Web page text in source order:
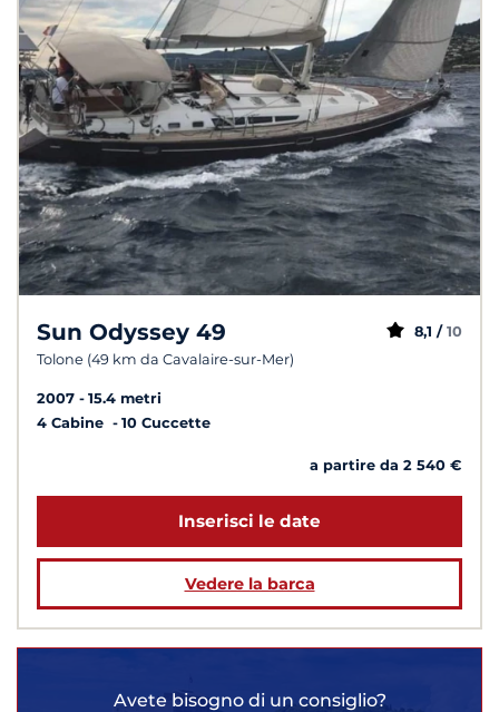
Sun Odyssey 49
Tolone (49 km da Cavalaire-sur-Mer)
8,1 / 10
2007
15.4 metri
4 Cabine
10 Cuccette
a partire da 2 540 €
Inserisci le date
Vedere la barca
Avete bisogno di un consiglio?